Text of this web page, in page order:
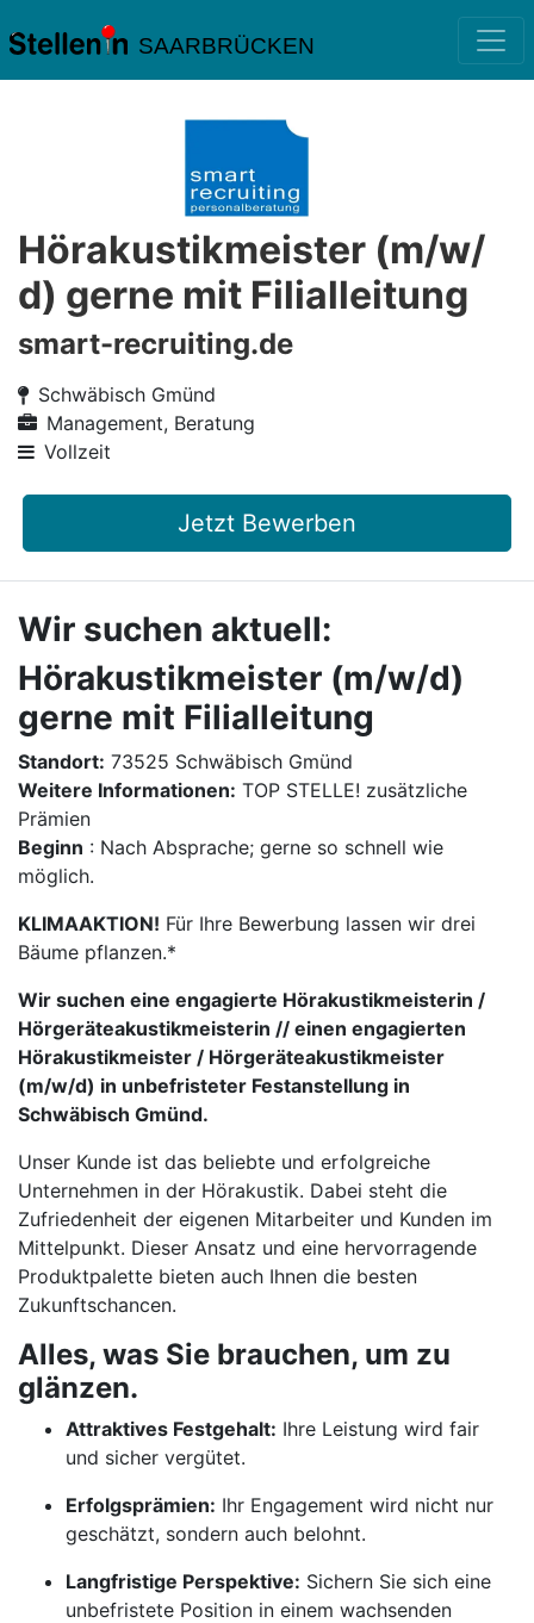
SAARBRÜCKEN
Hörakustikmeister (m/w/
d) gerne mit Filialleitung
smart-recruiting.de
Schwäbisch Gmünd
Management, Beratung
Vollzeit
Jetzt Bewerben
Wir suchen aktuell:
Hörakustikmeister (m/w/d)
gerne mit Filialleitung
Standort: 73525 Schwäbisch Gmünd
Weitere Informationen: TOP STELLE! zusätzliche
Prämien
Beginn : Nach Absprache; gerne so schnell wie
möglich.
KLIMAAKTION! Für Ihre Bewerbung lassen wir drei
Bäume pflanzen.*
Wir suchen eine engagierte Hörakustikmeisterin /
Hörgeräteakustikmeisterin // einen engagierten
Hörakustikmeister / Hörgeräteakustikmeister
(m/w/d) in unbefristeter Festanstellung in
Schwäbisch Gmünd.
Unser Kunde ist das beliebte und erfolgreiche
Unternehmen in der Hörakustik. Dabei steht die
Zufriedenheit der eigenen Mitarbeiter und Kunden im
Mittelpunkt. Dieser Ansatz und eine hervorragende
Produktpalette bieten auch Ihnen die besten
Zukunftschancen.
Alles, was Sie brauchen, um zu
glänzen.
Attraktives Festgehalt: Ihre Leistung wird fair
und sicher vergütet.
Erfolgsprämien: Ihr Engagement wird nicht nur
geschätzt, sondern auch belohnt.
Langfristige Perspektive: Sichern Sie sich eine
unbefristete Position in einem wachsenden